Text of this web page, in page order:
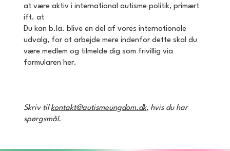
at være aktiv i international autisme politik, primært
ift. at
Du kan b.la. blive en del af vores internationale
udvalg, for at arbejde mere indenfor dette skal du
være medlem og tilmelde dig som frivillig via
formularen her.
Skriv tilkontakt@autismeungdom.dk, hvis du har
spørgsmål.